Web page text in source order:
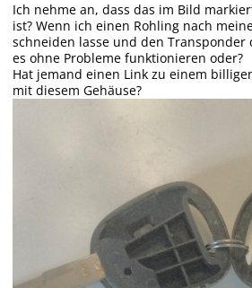
Ich nehme an, dass das im Bild
ist? Wenn ich einen Rohling nach
schneiden lasse und den Transponder
es ohne Probleme funktionieren oder?
Hat jemand einen Link zu einem
mit diesem Gehäuse?